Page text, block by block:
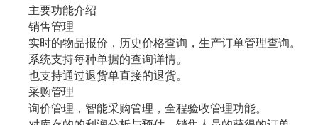
主要功能介绍
销售管理
实时的物品报价，历史价格查询，生产订单管理查询。
系统支持每种单据的查询详情。
也支持通过退货单直接的退货。
采购管理
询价管理，智能采购管理，全程验收管理功能。